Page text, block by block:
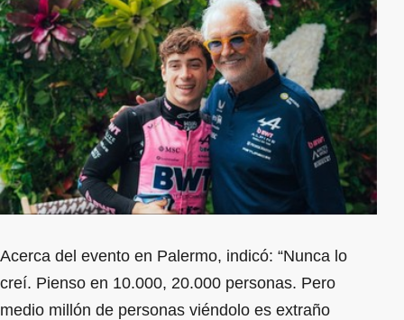
Acerca del evento en Palermo, indicó: “Nunca lo
creí. Pienso en 10.000, 20.000 personas. Pero
medio millón de personas viéndolo es extraño